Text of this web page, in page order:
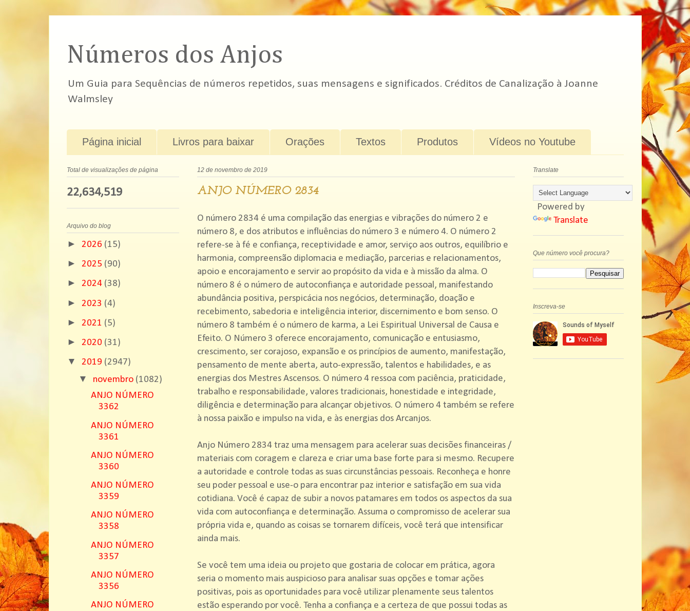
Números dos Anjos
Um Guia para Sequências de números repetidos, suas mensagens e significados. Créditos de Canalização à Joanne
Walmsley
Página inicial Livros para baixar Orações Textos Produtos Vídeos no Youtube
12 de novembro de 2019
ANJO NÚMERO 2834
O número 2834 é uma compilação das energias e vibrações do número 2 e
número 8, e dos atributos e influências do número 3 e número 4. O número 2
refere-se à fé e confiança, receptividade e amor, serviço aos outros, equilíbrio e
harmonia, compreensão diplomacia e mediação, parcerias e relacionamentos,
apoio e encorajamento e servir ao propósito da vida e à missão da alma. O
número 8 é o número de autoconfiança e autoridade pessoal, manifestando
abundância positiva, perspicácia nos negócios, determinação, doação e
recebimento, sabedoria e inteligência interior, discernimento e bom senso. O
número 8 também é o número de karma, a Lei Espiritual Universal de Causa e
Efeito. O Número 3 oferece encorajamento, comunicação e entusiasmo,
crescimento, ser corajoso, expansão e os princípios de aumento, manifestação,
pensamento de mente aberta, auto-expressão, talentos e habilidades, e as
energias dos Mestres Ascensos. O número 4 ressoa com paciência, praticidade,
trabalho e responsabilidade, valores tradicionais, honestidade e integridade,
diligência e determinação para alcançar objetivos. O número 4 também se refere
à nossa paixão e impulso na vida, e às energias dos Arcanjos.
Anjo Número 2834 traz uma mensagem para acelerar suas decisões financeiras /
materiais com coragem e clareza e criar uma base forte para si mesmo. Recupere
a autoridade e controle todas as suas circunstâncias pessoais. Reconheça e honre
seu poder pessoal e use-o para encontrar paz interior e satisfação em sua vida
cotidiana. Você é capaz de subir a novos patamares em todos os aspectos da sua
vida com autoconfiança e determinação. Assuma o compromisso de acelerar sua
própria vida e, quando as coisas se tornarem difíceis, você terá que intensificar
ainda mais.
Se você tem uma ideia ou projeto que gostaria de colocar em prática, agora
seria o momento mais auspicioso para analisar suas opções e tomar ações
positivas, pois as oportunidades para você utilizar plenamente seus talentos
estão esperando por você. Tenha a confiança e a certeza de que possui todas as
Total de visualizações de página
22,634,519
Arquivo do blog
► 2026 (15)
► 2025 (90)
► 2024 (38)
► 2023 (4)
► 2021 (5)
► 2020 (31)
▼ 2019 (2947)
▼ novembro (1082)
ANJO NÚMERO
3362
ANJO NÚMERO
3361
ANJO NÚMERO
3360
ANJO NÚMERO
3359
ANJO NÚMERO
3358
ANJO NÚMERO
3357
ANJO NÚMERO
3356
ANJO NÚMERO
Translate
Powered by
Translate
Que número você procura?
Inscreva-se